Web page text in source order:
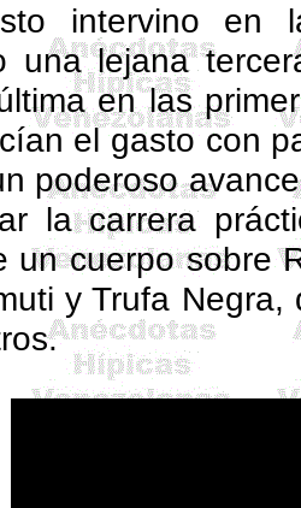
intervino
una lejana
en las
el gasto con
poderoso
la carrera
un cuerpo sobre
y Trufa Negra,